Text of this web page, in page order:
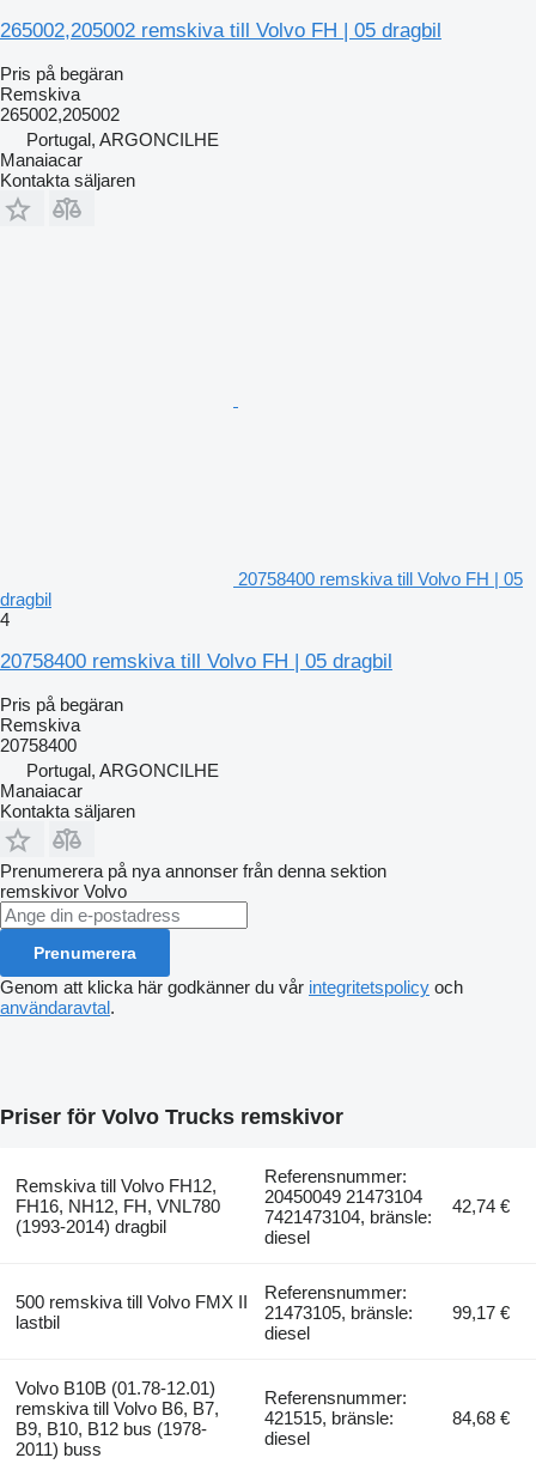
265002,205002 remskiva till Volvo FH | 05 dragbil
Pris på begäran
Remskiva
265002,205002
Portugal, ARGONCILHE
Manaiacar
Kontakta säljaren
20758400 remskiva till Volvo FH | 05
dragbil
4
20758400 remskiva till Volvo FH | 05 dragbil
Pris på begäran
Remskiva
20758400
Portugal, ARGONCILHE
Manaiacar
Kontakta säljaren
Prenumerera på nya annonser från denna sektion
remskivor Volvo
Prenumerera
Genom att klicka här godkänner du vår integritetspolicy och
användaravtal.
Priser för Volvo Trucks remskivor
Remskiva till Volvo FH12,
FH16, NH12, FH, VNL780
(1993-2014) dragbil
Referensnummer:
20450049 21473104
7421473104, bränsle:
diesel
42,74 €
500 remskiva till Volvo FMX II
lastbil
Referensnummer:
21473105, bränsle:
diesel
99,17 €
Volvo B10B (01.78-12.01)
remskiva till Volvo B6, B7,
B9, B10, B12 bus (1978-
2011) buss
Referensnummer:
421515, bränsle:
diesel
84,68 €